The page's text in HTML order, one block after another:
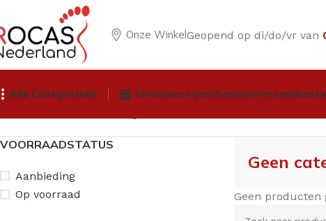
Onze WinkelGeopend op di/do/vr van
Alle Categorieën Eindejaarsgeschenkjes
VOORRAADSTATUS
Aanbieding
Op voorraad
Geen
Geen producten